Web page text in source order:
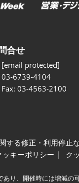
合せ
[email protected]
03-6739-4104
Fax: 03-4563-2100
する修正・利用停止
ッキーポリシー ク
り、開催時には増減の